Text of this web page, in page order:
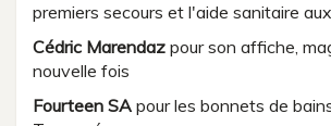
premiers secours et l'aide sanitaire
Cédric Marendaz pour son affiche,
nouvelle fois
Fourteen SA pour les bonnets de